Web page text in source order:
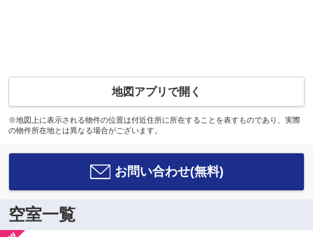
地図アプリで開く
※地図上に表示される物件の位置は付近住所に所在することを表すものであり、実際
の物件所在地とは異なる場合がございます。
お問い合わせ(無料)
空室一覧